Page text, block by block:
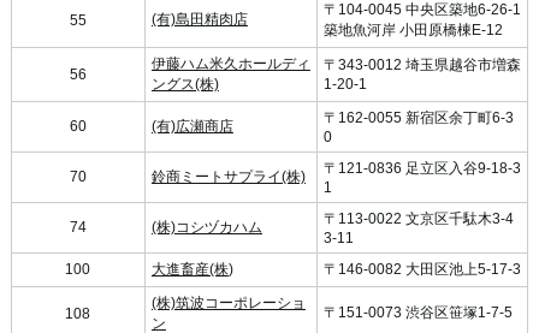
55 (有)島田精肉店
〒104-0045 中央区築地6-26-1
築地魚河岸 小田原橋棟E-12
56
伊藤ハム米久ホールディ
ングス(株)
〒343-0012 埼玉県越谷市増森
1-20-1
60 (有)広瀬商店
〒162-0055 新宿区余丁町6-3
0
70 鈴商ミートサプライ(株)
〒121-0836 足立区入谷9-18-3
1
74 (株)コシヅカハム
〒113-0022 文京区千駄木3-4
3-11
100
大進畜産(株) 〒146-0082 大田区池上5-17-3
108
(株)筑波コーポレーショ
ン
〒151-0073 渋谷区笹塚1-7-5